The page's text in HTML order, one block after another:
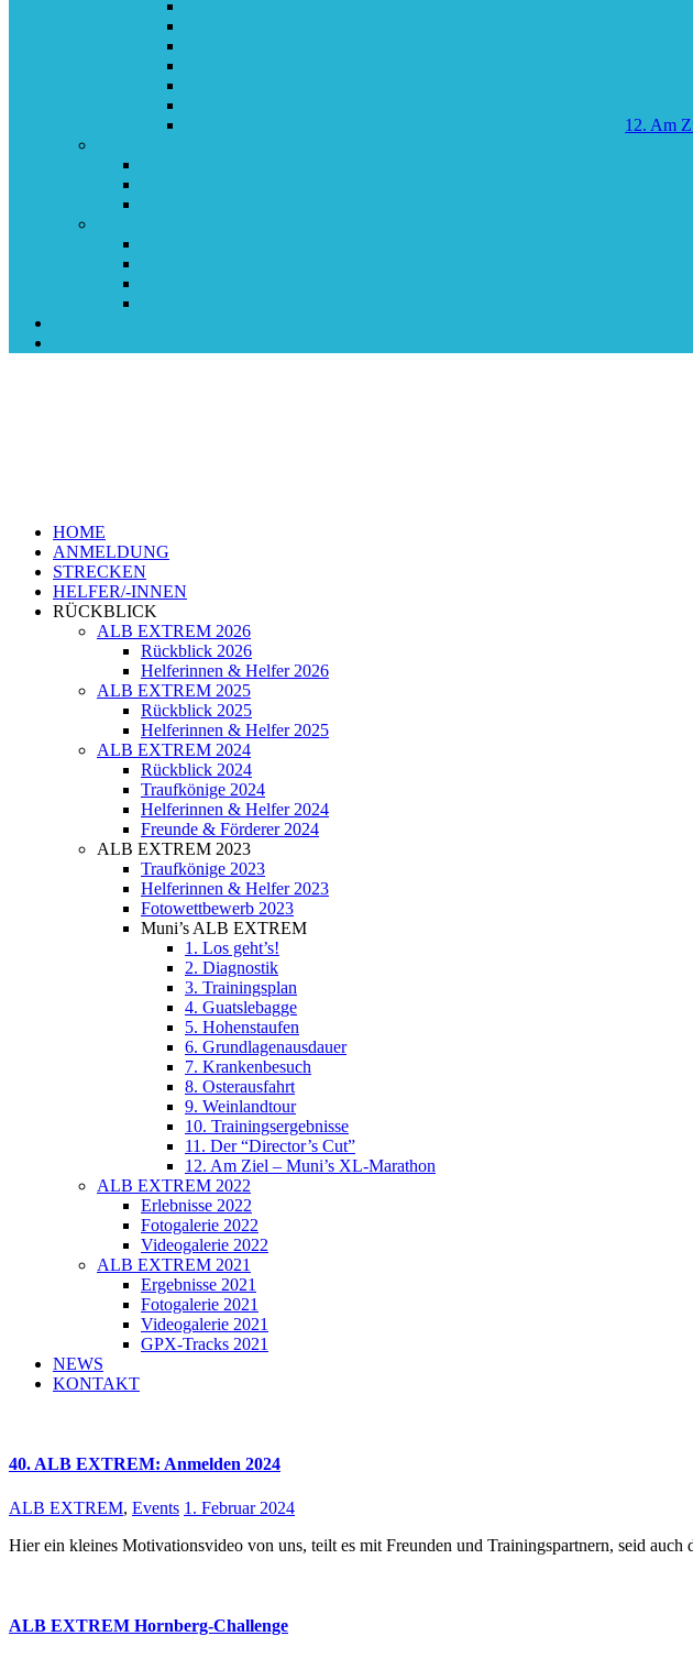
12. Am
HOME
ANMELDUNG
STRECKEN
HELFER/-INNEN
RÜCKBLICK
ALB EXTREM 2026
Rückblick 2026
Helferinnen & Helfer 2026
ALB EXTREM 2025
Rückblick 2025
Helferinnen & Helfer 2025
ALB EXTREM 2024
Rückblick 2024
Traufkönige 2024
Helferinnen & Helfer 2024
Freunde & Förderer 2024
ALB EXTREM 2023
Traufkönige 2023
Helferinnen & Helfer 2023
Fotowettbewerb 2023
Muni’s ALB EXTREM
1. Los geht’s!
2. Diagnostik
3. Trainingsplan
4. Guatslebagge
5. Hohenstaufen
6. Grundlagenausdauer
7. Krankenbesuch
8. Osterausfahrt
9. Weinlandtour
10. Trainingsergebnisse
11. Der “Director’s Cut”
12. Am Ziel – Muni’s XL-Marathon
ALB EXTREM 2022
Erlebnisse 2022
Fotogalerie 2022
Videogalerie 2022
ALB EXTREM 2021
Ergebnisse 2021
Fotogalerie 2021
Videogalerie 2021
GPX-Tracks 2021
NEWS
KONTAKT
40. ALB EXTREM: Anmelden 2024
ALB EXTREM, Events 1. Februar 2024
Hier ein kleines Motivationsvideo von uns, teilt es mit Freunden und Trainingspartnern, seid
ALB EXTREM Hornberg-Challenge